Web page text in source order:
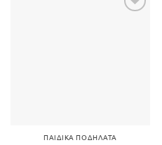
ΠΑΙΔΙΚΆ ΠΟΔΉΛΑΤΑ